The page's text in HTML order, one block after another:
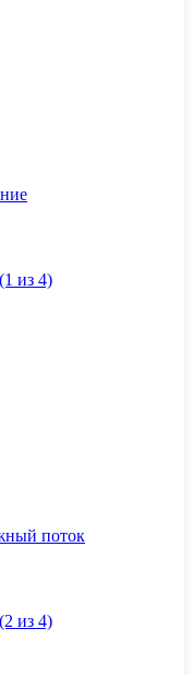
из 4)
поток
из 4)